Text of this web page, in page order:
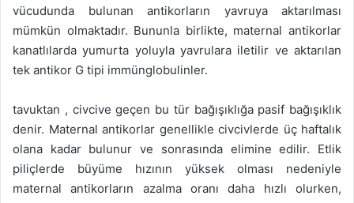
vücudunda bulunan antikorların yavruya aktarılması
mümkün olmaktadır. Bununla birlikte, maternal antikorlar
kanatlılarda yumurta yoluyla yavrulara iletilir ve aktarılan
tek antikor G tipi immünglobulinler.
tavuktan , civcive geçen bu tür bağışıklığa pasif bağışıklık
denir. Maternal antikorlar genellikle civcivlerde üç haftalık
olana kadar bulunur ve sonrasında elimine edilir. Etlik
piliçlerde büyüme hızının yüksek olması nedeniyle
maternal antikorların azalma oranı daha hızlı olurken,